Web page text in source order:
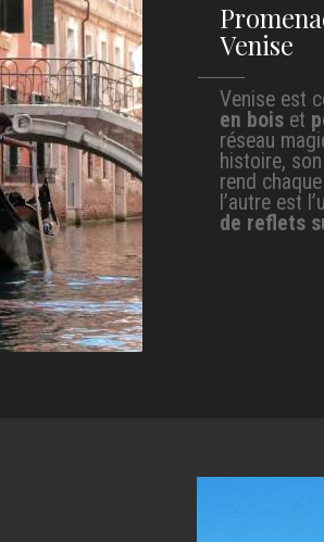
Venise
Venise est
en boiset
réseau
histoire,
rend
l’autre est
de reflets